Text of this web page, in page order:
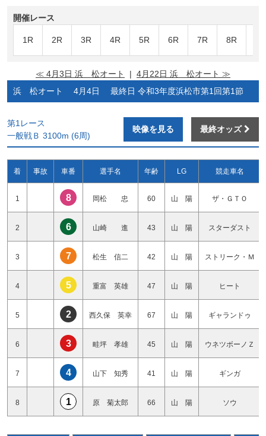
開催レース
1R 2R 3R 4R 5R 6R 7R 8R
≪ 4月3日 浜 松オート | 4月22日 浜 松オート ≫
浜 松オート 4月4日 最終日 令和3年度浜松市第1回第1節
第1レース
一般戦Ｂ 3100m (6周)
映像を見る 最終オッズ
着 事故 車番 選手名 年齢 LG 競走車名
1 8 岡松 忠 60 山 陽 ザ・ＧＴＯ
2 6 山崎 進 43 山 陽 スターダスト
3 7 松生 信二 42 山 陽 ストリーク・Ｍ
4 5 重富 英雄 47 山 陽 ヒート
5 2 西久保 英幸 67 山 陽 ギャランドゥ
6 3 畦坪 孝雄 45 山 陽 ウネツボーノＺ
7 4 山下 知秀 41 山 陽 ギンガ
8 1 原 菊太郎 66 山 陽 ソウ